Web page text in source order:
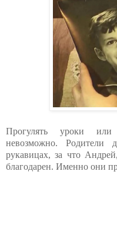
Прогулять уроки или
невозможно. Родители
рукавицах, за что
благодарен. Именно они